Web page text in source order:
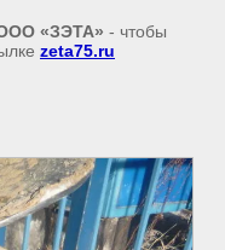
«ЗЭТА» - чтобы
zeta75.ru